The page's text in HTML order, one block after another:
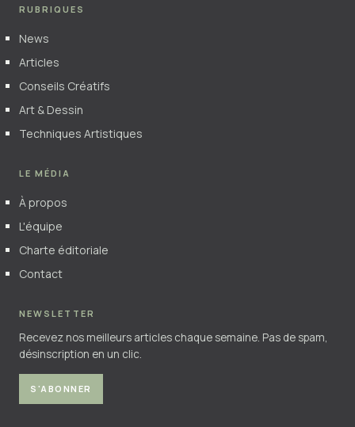
RUBRIQUES
News
Articles
Conseils Créatifs
Art & Dessin
Techniques Artistiques
LE MÉDIA
À propos
L'équipe
Charte éditoriale
Contact
NEWSLETTER
Recevez nos meilleurs articles chaque semaine. Pas de spam,
désinscription en un clic.
S'ABONNER